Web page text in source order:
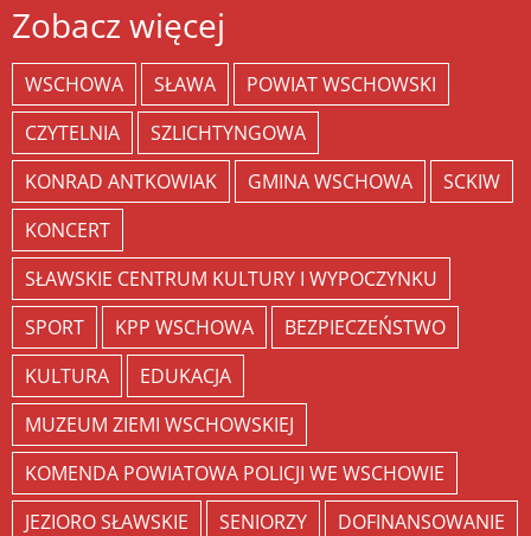
Zobacz więcej
WSCHOWA SŁAWA
POWIAT WSCHOWSKI
CZYTELNIA
SZLICHTYNGOWA
KONRAD ANTKOWIAK
GMINA WSCHOWA
SCKIW
KONCERT
SŁAWSKIE CENTRUM KULTURY I WYPOCZYNKU
SPORT
KPP WSCHOWA
BEZPIECZEŃSTWO
KULTURA
EDUKACJA
MUZEUM ZIEMI WSCHOWSKIEJ
KOMENDA POWIATOWA POLICJI WE WSCHOWIE
JEZIORO SŁAWSKIE
SENIORZY DOFINANSOWANIE